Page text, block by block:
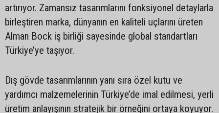
artırıyor. Zamansız tasarımlarını fonksiyonel detaylarla
birleştiren marka, dünyanın en kaliteli uçlarını üreten
Alman Bock iş birliği sayesinde global standartları
Türkiye’ye taşıyor.
Dış gövde tasarımlarının yanı sıra özel kutu ve
yardımcı malzemelerinin Türkiye’de imal edilmesi, yerli
üretim anlayışının stratejik bir örneğini ortaya koyuyor.